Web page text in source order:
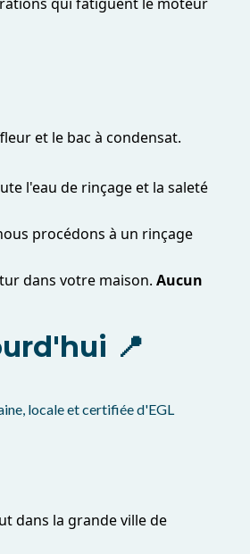
et le bac à condensat.
l'eau de rinçage et la saleté
procédons à un rinçage
dans votre maison. Aucun
📍
locale et certifiée d'EGL
dans la grande ville de